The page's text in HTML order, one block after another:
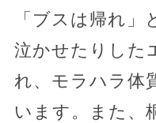
「ブスは帰れ」
泣かせたりした
れ、モラハラ体
います。また、